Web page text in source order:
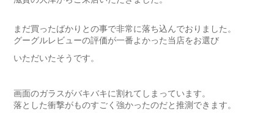
まだ買ったばかりとの事で非常に落ち込んでおりました。
グーグルレビューの評価が一番よかった当店をお選び
いただいたそうです。
画面のガラスがバキバキに割れてしまっています。
落とした衝撃がものすごく強かったのだと推測できます。